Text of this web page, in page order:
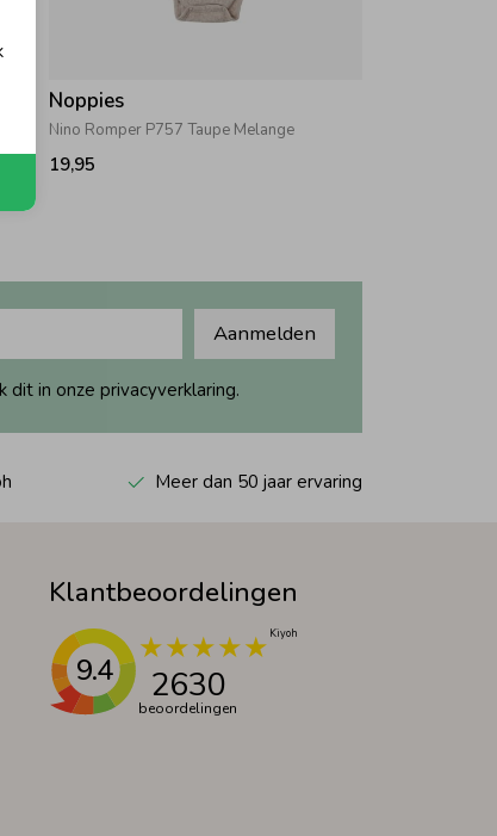
Noppies
Nino Romper P757 Taupe Melange
19,95
Aanmelden
in onze privacyverklaring.
Meer dan 50 jaar ervaring
Klantbeoordelingen
9.4 2630
beoordelingen